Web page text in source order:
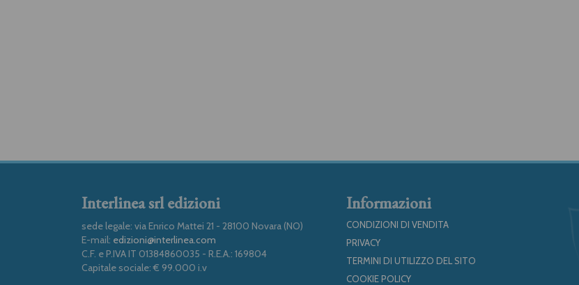
Interlinea srl edizioni
sede legale: via Enrico Mattei 21 - 28100 Novara (NO)
E-mail: edizioni@interlinea.com
C.F. e P.IVA IT 01384860035 - R.E.A.: 169804
Capitale sociale: € 99.000 i.v
Informazioni
CONDIZIONI DI VENDITA
PRIVACY
TERMINI DI UTILIZZO DEL SITO
COOKIE POLICY